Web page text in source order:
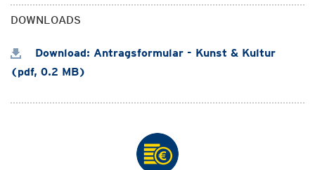
DOWNLOADS
Download: Antragsformular - Kunst & Kultur
(pdf, 0.2 MB)